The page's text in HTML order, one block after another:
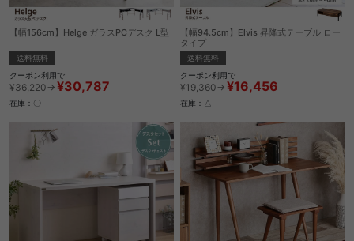
【幅156cm】Helge ガラスPCデスク L型
送料無料
クーポン利用で
¥36,220→ ¥30,787
在庫：〇
【幅94.5cm】Elvis 昇降式テーブル ロー
タイプ
送料無料
クーポン利用で
¥19,360→ ¥16,456
在庫：△